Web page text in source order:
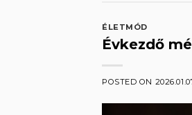
ÉLETMÓD
Évkezdő
POSTED ON